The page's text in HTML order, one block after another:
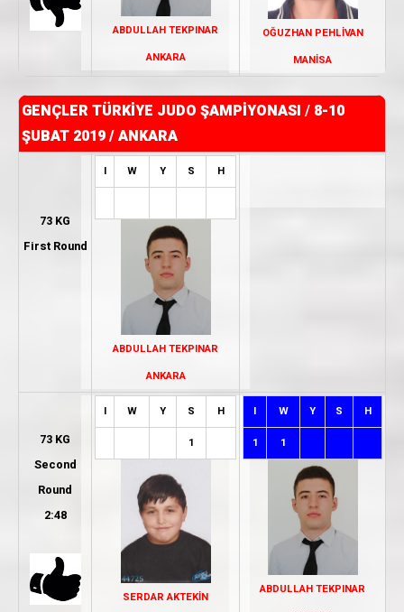
ABDULLAH TEKPINAR
ANKARA
OĞUZHAN PEHLİVAN
MANİSA
GENÇLER TÜRKİYE JUDO ŞAMPİYONASI / 8-10
ŞUBAT 2019 / ANKARA
73 KG
First Round
I W Y S H
ABDULLAH TEKPINAR
ANKARA
73 KG
Second
Round
2:48
I W Y S H
1
SERDAR AKTEKİN
I W Y S H
1 1
ABDULLAH TEKPINAR